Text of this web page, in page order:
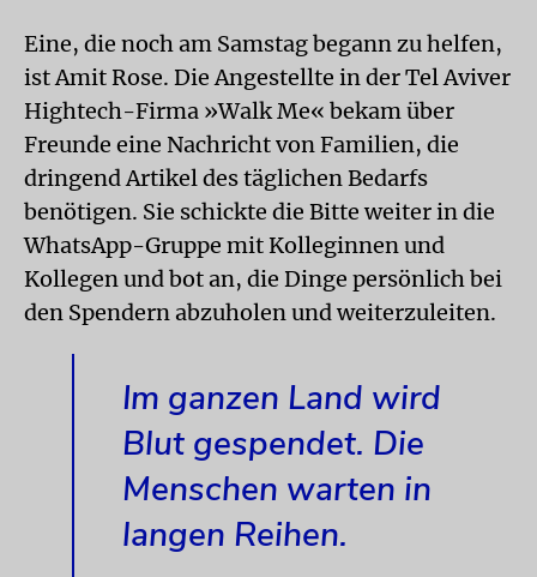
Eine, die noch am Samstag begann zu helfen,
ist Amit Rose. Die Angestellte in der Tel Aviver
Hightech-Firma »Walk Me« bekam über
Freunde eine Nachricht von Familien, die
dringend Artikel des täglichen Bedarfs
benötigen. Sie schickte die Bitte weiter in die
WhatsApp-Gruppe mit Kolleginnen und
Kollegen und bot an, die Dinge persönlich bei
den Spendern abzuholen und weiterzuleiten.
Im ganzen Land wird
Blut gespendet. Die
Menschen warten in
langen Reihen.